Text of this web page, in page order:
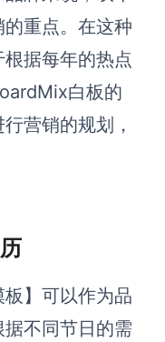
重点。在这种
据每年的热点
白板的
营销的规划，
】 可以作为品
不同节日的需